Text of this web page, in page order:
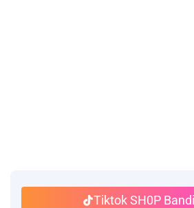
Tiktok SH0P